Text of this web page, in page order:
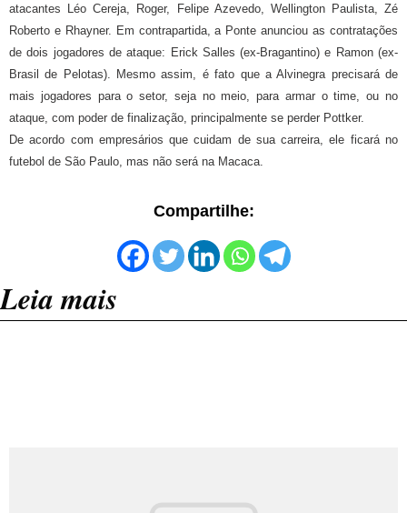
atacantes Léo Cereja, Roger, Felipe Azevedo, Wellington Paulista, Zé
Roberto e Rhayner. Em contrapartida, a Ponte anunciou as contratações
de dois jogadores de ataque: Erick Salles (ex-Bragantino) e Ramon (ex-
Brasil de Pelotas). Mesmo assim, é fato que a Alvinegra precisará de
mais jogadores para o setor, seja no meio, para armar o time, ou no
ataque, com poder de finalização, principalmente se perder Pottker.
De acordo com empresários que cuidam de sua carreira, ele ficará no
futebol de São Paulo, mas não será na Macaca.
Compartilhe:
Leia mais